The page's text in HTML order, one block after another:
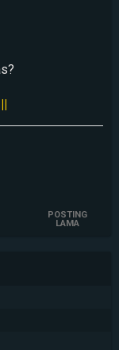
POSTING
LAMA